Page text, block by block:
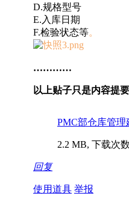
D.规格型号
E.入库日期
F.检验状态等。
…………
以上贴子只是内容提
PMC部仓库管
2.2 MB, 下载次
回复
使用道具 举报